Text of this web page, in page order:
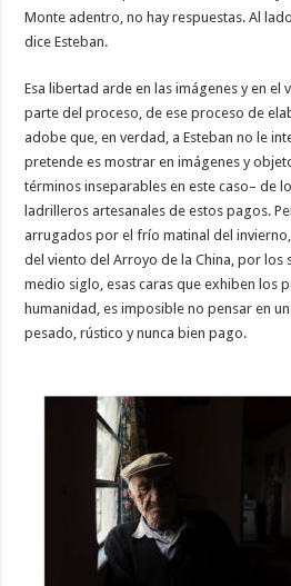
Monte adentro, no hay respuestas. Al
dice Esteban.
Esa libertad arde en las imágenes y en el
parte del proceso, de ese proceso de
adobe que, en verdad, a Esteban no le
pretende es mostrar en imágenes y
términos inseparables en este caso– de
ladrilleros artesanales de estos pagos.
arrugados por el frío matinal del
del viento del Arroyo de la China, por los
medio siglo, esas caras que exhiben los
humanidad, es imposible no pensar en
pesado, rústico y nunca bien pago.